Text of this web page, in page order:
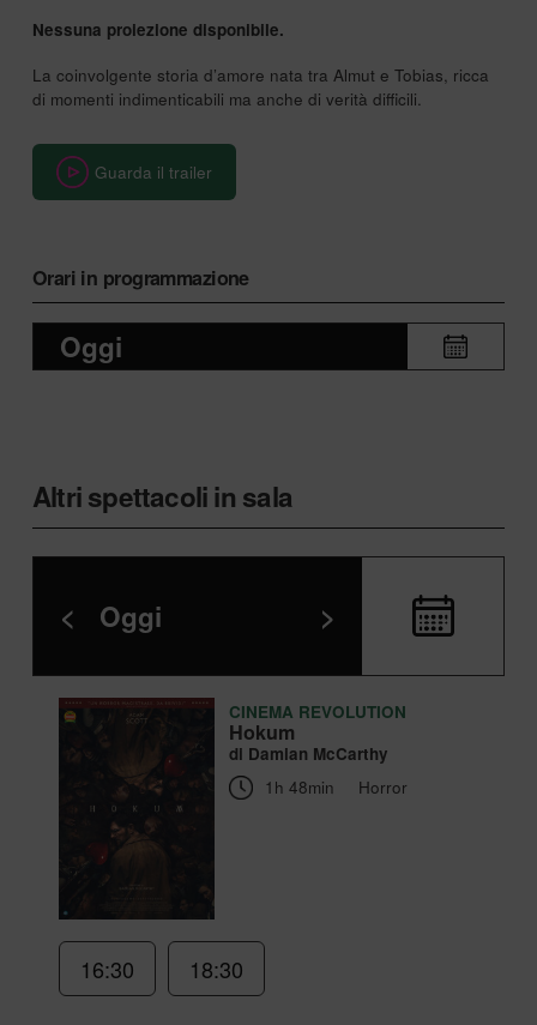
Nessuna proiezione disponibile.
La coinvolgente storia d’amore nata tra Almut e Tobias, ricca
di momenti indimenticabili ma anche di verità difficili.
Guarda il trailer
Orari in programmazione
Oggi
Altri spettacoli in sala
< Oggi >
CINEMA REVOLUTION
Hokum
di Damian McCarthy
1h 48min
Horror
16:30 18:30